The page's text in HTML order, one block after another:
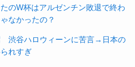
のW杯はアルゼンチン敗退で終わ
なかったの？
渋谷ハロウィーンに苦言→日本の
れすぎ